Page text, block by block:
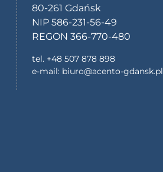
80-261 Gdańsk
NIP 586-231-56-49
REGON 366-770-480
tel. +48 507 878 898
e-mail: biuro@acento-gdansk.pl